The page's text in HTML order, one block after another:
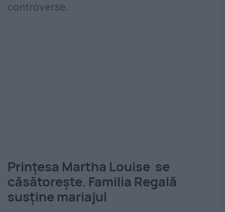
controverse.
Prințesa Martha Louise se
căsătorește. Familia Regală
susține mariajul